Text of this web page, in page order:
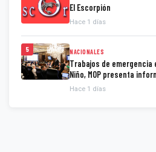
El Escorpión
Hace 1 días
5 NACIONALES
Trabajos de
Niño, MOP presenta
Hace 1 días